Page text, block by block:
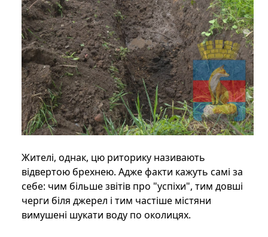
Жителі, однак, цю риторику називають
відвертою брехнею. Адже факти кажуть самі за
себе: чим більше звітів про "успіхи", тим довші
черги біля джерел і тим частіше містяни
вимушені шукати воду по околицях.